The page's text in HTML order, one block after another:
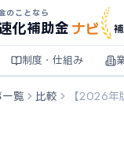
のことなら
化補助金 ナビ
制度・仕組み
覧 比較 【2026年